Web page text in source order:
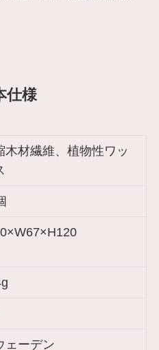
仕様
木材繊維、植物性ワッ
ェーデン